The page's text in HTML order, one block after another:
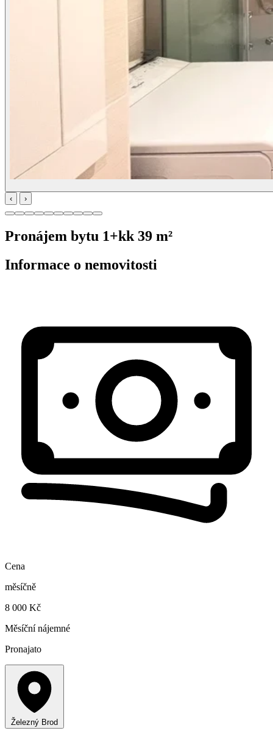
‹ ›
Pronájem bytu 1+kk 39 m²
Informace o nemovitosti
Cena
měsíčně
8 000 Kč
Měsíční nájemné
Pronajato
Železný Brod